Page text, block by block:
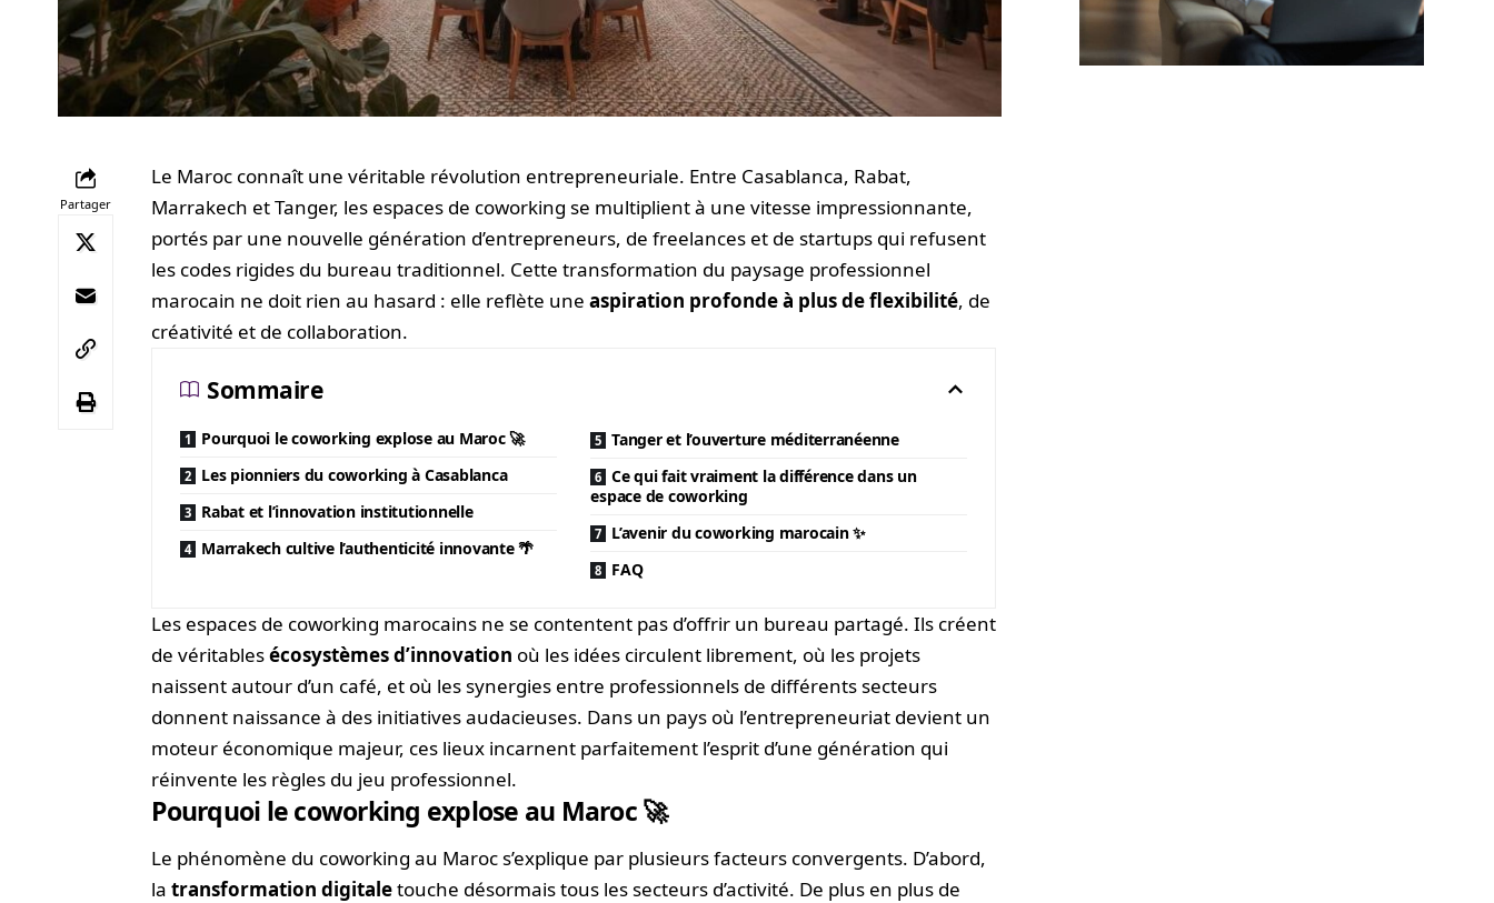
Partager
Le Maroc connaît une véritable révolution entrepreneuriale. Entre Casablanca, Rabat,
Marrakech et Tanger, les espaces de coworking se multiplient à une vitesse impressionnante,
portés par une nouvelle génération d’entrepreneurs, de freelances et de startups qui refusent
les codes rigides du bureau traditionnel. Cette transformation du paysage professionnel
marocain ne doit rien au hasard : elle reflète uneaspiration profonde à plus de flexibilité, de
créativité et de collaboration.
Sommaire
Pourquoi le coworking explose au Maroc 🚀
Les pionniers du coworking à Casablanca
Rabat et l’innovation institutionnelle
Marrakech cultive l’authenticité innovante 🌴
Tanger et l’ouverture méditerranéenne
Ce qui fait vraiment la différence dans un
espace de coworking
L’avenir du coworking marocain ✨
FAQ
Les espaces de coworking marocains ne se contentent pas d’offrir un bureau partagé. Ils créent
de véritablesécosystèmes d’innovation où les idées circulent librement, où les projets
naissent autour d’un café, et où les synergies entre professionnels de différents secteurs
donnent naissance à des initiatives audacieuses. Dans un pays où l’entrepreneuriat devient un
moteur économique majeur, ces lieux incarnent parfaitement l’esprit d’une génération qui
réinvente les règles du jeu professionnel.
Pourquoi le coworking explose au Maroc 🚀
Le phénomène du coworking au Maroc s’explique par plusieurs facteurs convergents. D’abord,
latransformation digitaletouche désormais tous les secteurs d’activité. De plus en plus de